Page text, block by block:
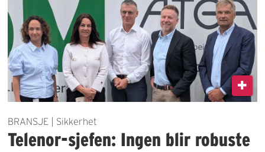
BRANSJE | Sikkerhet
Telenor-sjefen: Ingen blir robuste